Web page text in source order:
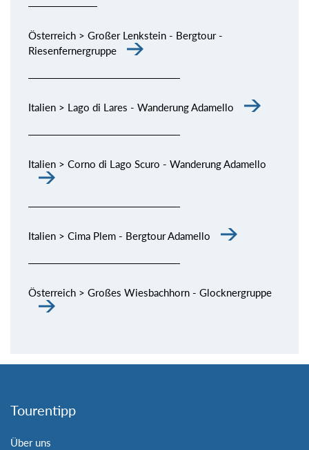
Österreich > Großer Lenkstein - Bergtour -
Riesenfernergruppe
Italien > Lago di Lares - Wanderung Adamello
Italien > Corno di Lago Scuro - Wanderung Adamello
Italien > Cima Plem - Bergtour Adamello
Österreich > Großes Wiesbachhorn - Glocknergruppe
Tourentipp
Über uns